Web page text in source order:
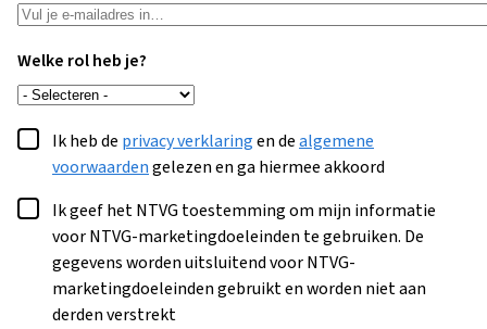
Welke rol heb je?
Ik heb de privacy verklaringen dealgemene
voorwaardengelezen en ga hiermee akkoord
Ik geef het NTVG toestemming om mijn informatie
voor NTVG-marketingdoeleinden te gebruiken. De
gegevens worden uitsluitend voor NTVG-
marketingdoeleinden gebruikt en worden niet aan
derden verstrekt